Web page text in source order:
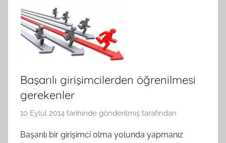
Başarılı girişimcilerden öğrenilmesi
gerekenler
10 Eylül 2014 tarihinde gönderilmiş tarafından
Başarılı bir girişimci olma yolunda yapmanız